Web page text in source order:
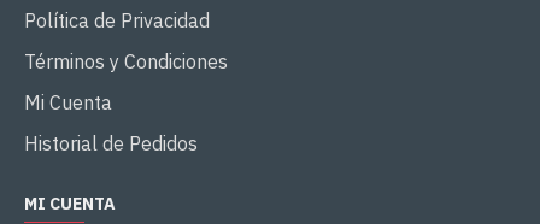
Política de Privacidad
Términos y Condiciones
Mi Cuenta
Historial de Pedidos
MI CUENTA